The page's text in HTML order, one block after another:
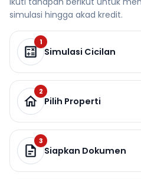
simulasi hingga akad kredit.
1
Simulasi Cicilan
2
Pilih Properti
3
Siapkan Dokumen